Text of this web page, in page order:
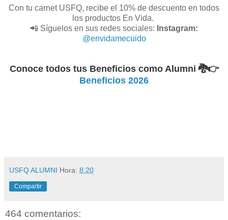
Con tu carnet USFQ, recibe el 10% de descuento en todos
los productos En Vida.
📲 Síguelos en sus redes sociales: Instagram:
@envidamecuido
Conoce todos tus Beneficios como Alumni 🐉👉
Beneficios 2026
USFQ ALUMNI Hora: 8:20
Compartir
464 comentarios: